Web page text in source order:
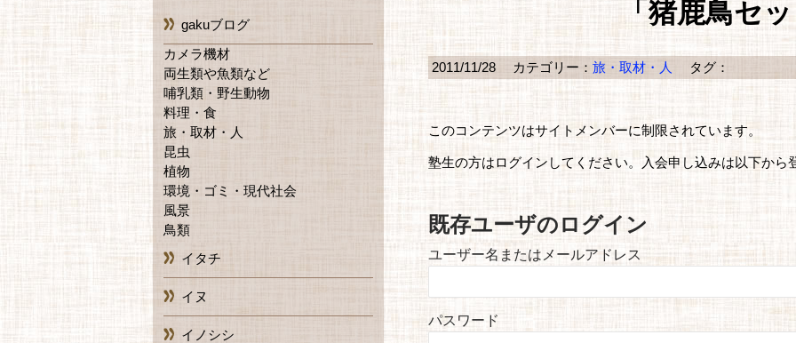
「猪鹿鳥セ
2011/11/28 カテゴリー： 旅・取材・人 タグ：
このコンテンツはサイトメンバーに制限されています。
塾生の方はログインしてください。入会申し込みは以下から
既存ユーザのログイン
ユーザー名またはメールアドレス
パスワード
gakuブログ
カメラ機材
両生類や魚類など
哺乳類・野生動物
料理・食
旅・取材・人
昆虫
植物
環境・ゴミ・現代社会
風景
鳥類
イタチ
イヌ
イノシシ